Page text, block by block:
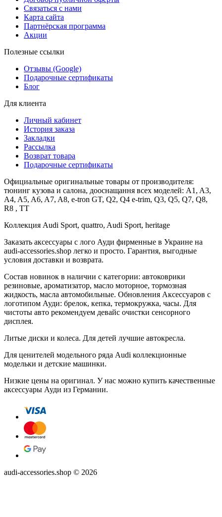
Связаться с нами
Карта сайта
Партнёрская программа
Акции
Полезные ссылки
Отзывы (Google)
Подарочные сертификаты
Блог
Для клиента
Личный кабинет
История заказа
Закладки
Рассылка
Возврат товара
Подарочные сертификаты
Официальные оригинальные товары от производителя:
тюнинг кузова и салона, дооснащання всех моделей: A1, A3,
A4, A5, A6, A7, A8, e-tron GT, Q2, Q4 e-trim, Q3, Q5, Q7, Q8,
R8 , TT
Коллекция Audi Sport, quattro, Audi Sport, heritage
Заказать аксессуары с лого Ауди фирменные в Украине на
audi-accessories.shop легко и просто. Гарантия, выгодные
условия доставки и возврата.
Состав новинок в наличии с категории: автоковрики
резиновые, ароматизатор, масло моторное, тормозная
жидкость, масла автомобильные. Обновления Аксессуаров с
логотипом Ауди: брелок, кепка, термокружка, часы. Для
чистоты авто рекомендуем девайс очистки сенсорного
дисплея.
Литые диски и колеса. Для детей лучшие автокресла.
Для ценителей модельного ряда Audi коллекционные
модельки и детские машинки.
Низкие цены на оригинал. У нас можно купить качественные
аксессуары Ауди из Германии.
audi-accessories.shop © 2026